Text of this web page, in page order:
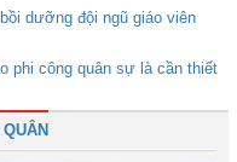
dưỡng đội ngũ giáo viên
phi công quân sự là cần thiết